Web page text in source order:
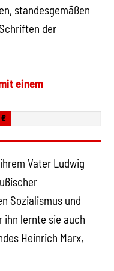
standesgemäßen
der
einem
€
Vater Ludwig
Sozialismus und
ihn lernte sie auch
Heinrich Marx,